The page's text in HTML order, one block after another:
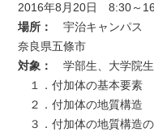
2016年8月20日 8:30～
場所：
宇治キャンパス
奈良県五條市
対象：
学部生、大学院
１．付加体の基本要素
２．付加体の地質構造
３．付加体の地質構造